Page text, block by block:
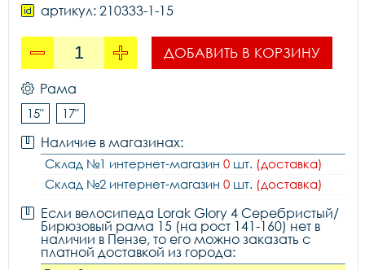
артикул: 210333-1-15
ДОБАВИТЬ В КОРЗИНУ
Рама
15" 17"
Наличие в магазинах:
Склад №1 интернет-магазин 0 шт. (доставка)
Склад №2 интернет-магазин 0 шт. (доставка)
Если велосипеда Lorak Glory 4 Серебристый/
Бирюзовый рама 15 (на рост 141-160) нет в
наличии в Пензе, то его можно заказать с
платной доставкой из города: